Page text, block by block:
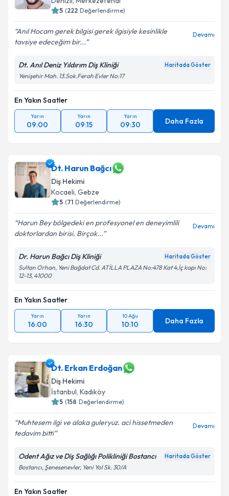
5 (222 Değerlendirme)
Anıl Hocam gerek bilgisi gerek ilgisiyle kesinlikle
tavsiye edeceğim bir...
Devamı
Dt. Anıl Deniz Yıldırım Diş Kliniği Haritada Göster
Yenişehir Mah. 13.Sok.Ferah Evler No:17
En Yakın Saatler
Yarın
09:00
Yarın
09:15
Yarın
09:30 Daha Fazla
Dt. Harun Bağcı
Diş Hekimi
Kocaeli, Gebze
5 (71 Değerlendirme)
Harun Bey bölgedeki en profesyonel en deneyimlili
doktorlardan birisi. Birçok...
Devamı
Dr. Harun Bağcı Diş Kliniği Haritada Göster
Sultan Orhan, Yeni Bağdat Cd. ATİLLA PLAZA No:478 Kat 4,İç kapı No:
12-13, 41000
En Yakın Saatler
Yarın
16:00
Yarın
16:30
10 Ağu
10:10 Daha Fazla
Dt. Erkan Erdoğan
Diş Hekimi
İstanbul, Kadıköy
5 (158 Değerlendirme)
Muhtesem ilgi ve alaka guleryuz. aci hissetmeden
tedavim bitti
Devamı
Odent Ağız ve Diş Sağlığı Polikliniği Bostancı Haritada Göster
Bostancı, Şenesenevler, Yeni Yol Sk. 30/A
En Yakın Saatler